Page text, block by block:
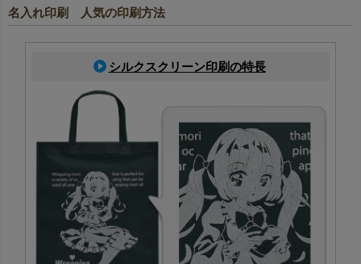
名入れ印刷 人気の印刷方法
シルクスクリーン印刷の特長